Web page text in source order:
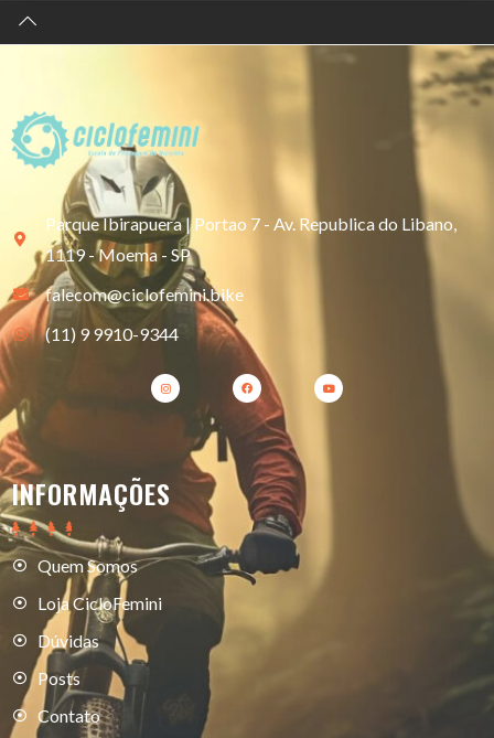
Parque Ibirapuera | Portao 7 - Av. Republica do Libano,
1119 - Moema - SP
falecom@ciclofemini.bike
(11) 9 9910-9344
INFORMAÇÕES
Quem Somos
Loja CicloFemini
Dúvidas
Posts
Contato